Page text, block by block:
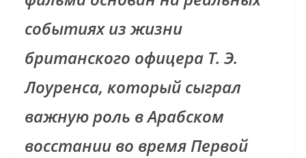
событиях из жизни
британского офицера Т. Э.
Лоуренса, который сыграл
важную роль в Арабском
восстании во время Первой